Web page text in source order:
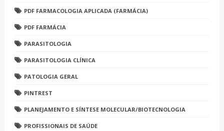
PDF FARMACOLOGIA APLICADA (FARMÁCIA)
PDF FARMÁCIA
PARASITOLOGIA
PARASITOLOGIA CLÍNICA
PATOLOGIA GERAL
PINTREST
PLANEJAMENTO E SÍNTESE MOLECULAR/BIOTECNOLOGIA
PROFISSIONAIS DE SAÚDE